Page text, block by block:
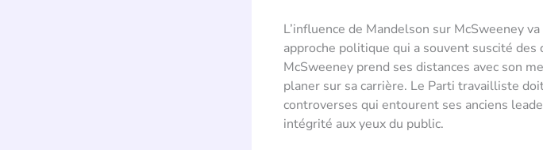
L’influence de Mandelson sur McSweeney
approche politique qui a souvent suscité
McSweeney prend ses distances avec son
planer sur sa carrière. Le Parti travailliste
controverses qui entourent ses anciens
intégrité aux yeux du public.